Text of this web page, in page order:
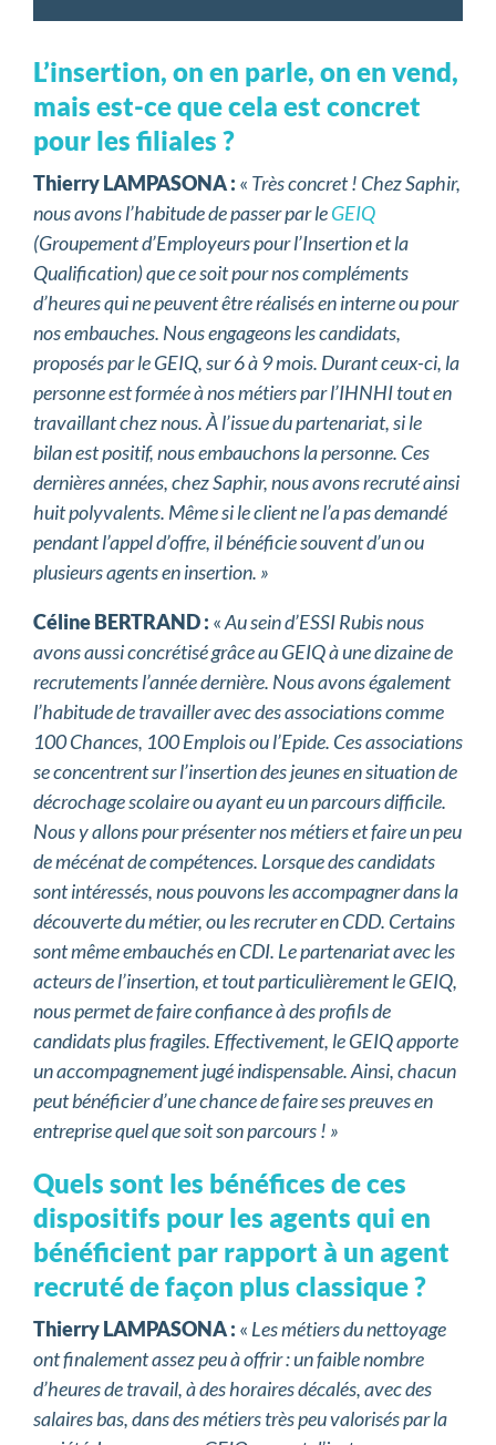
L’insertion, on en parle, on en vend,
mais est-ce que cela est concret
pour les filiales ?
Thierry LAMPASONA : « Très concret ! Chez Saphir,
nous avons l’habitude de passer par leGEIQ
(Groupement d’Employeurs pour l’Insertion et la
Qualification) que ce soit pour nos compléments
d’heures qui ne peuvent être réalisés en interne ou pour
nos embauches. Nous engageons les candidats,
proposés par le GEIQ, sur 6 à 9 mois. Durant ceux-ci, la
personne est formée à nos métiers par l’IHNHI tout en
travaillant chez nous. À l’issue du partenariat, si le
bilan est positif, nous embauchons la personne. Ces
dernières années, chez Saphir, nous avons recruté ainsi
huit polyvalents. Même si le client ne l’a pas demandé
pendant l’appel d’offre, il bénéficie souvent d’un ou
plusieurs agents en insertion. »
Céline BERTRAND : «Au sein d’ESSI Rubis nous
avons aussi concrétisé grâce au GEIQ à une dizaine de
recrutements l’année dernière. Nous avons également
l’habitude de travailler avec des associations comme
100 Chances, 100 Emplois ou l’Epide. Ces associations
se concentrent sur l’insertion des jeunes en situation de
décrochage scolaire ou ayant eu un parcours difficile.
Nous y allons pour présenter nos métiers et faire un peu
de mécénat de compétences. Lorsque des candidats
sont intéressés, nous pouvons les accompagner dans la
découverte du métier, ou les recruter en CDD. Certains
sont même embauchés en CDI. Le partenariat avec les
acteurs de l’insertion, et tout particulièrement le GEIQ,
nous permet de faire confiance à des profils de
candidats plus fragiles. Effectivement, le GEIQ apporte
un accompagnement jugé indispensable. Ainsi, chacun
peut bénéficier d’une chance de faire ses preuves en
entreprise quel que soit son parcours ! »
Quels sont les bénéfices de ces
dispositifs pour les agents qui en
bénéficient par rapport à un agent
recruté de façon plus classique ?
Thierry LAMPASONA : « Les métiers du nettoyage
ont finalement assez peu à offrir :un faible nombre
d’heures de travail, à des horaires décalés, avec des
salaires bas, dans des métiers très peu valorisés par la